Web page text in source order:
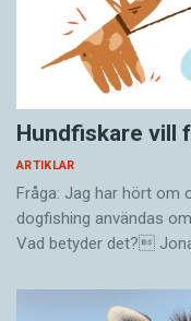
Hundfiskare vill
ARTIKLAR
Fråga: Jag har hört om
dogfishing användas
Vad betyder det?